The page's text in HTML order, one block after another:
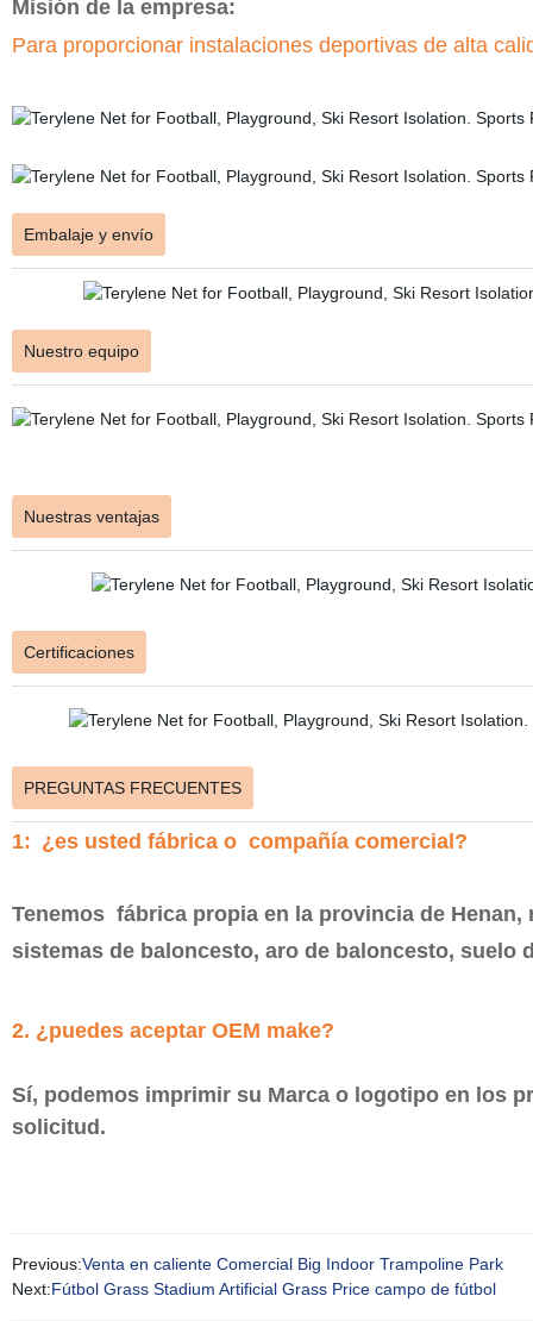
Misión de la empresa:
Para proporcionar instalaciones deportivas de alta
Embalaje y envío
Nuestro equipo
Nuestras ventajas
Certificaciones
PREGUNTAS FRECUENTES
1: ¿es usted fábrica o compañía comercial?
Tenemos fábrica propia en la provincia de
sistemas de baloncesto, aro de baloncesto, suelo
2. ¿puedes aceptar OEM make?
Sí, podemos imprimir su Marca o logotipo en los
solicitud.
Previous:Venta en caliente Comercial Big Indoor Trampoline Park
Next:Fútbol Grass Stadium Artificial Grass Price campo de fútbol